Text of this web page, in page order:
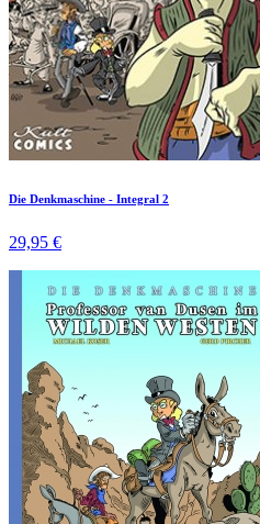
Die Denkmaschine - Integral 2
29,95 €